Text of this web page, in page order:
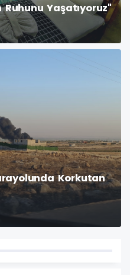
Yaşatıyoruz"
Korkutan